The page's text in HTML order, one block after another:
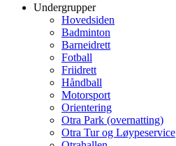
Undergrupper
Hovedsiden
Badminton
Barneidrett
Fotball
Friidrett
Håndball
Motorsport
Orientering
Otra Park (overnatting)
Otra Tur og Løypeservice